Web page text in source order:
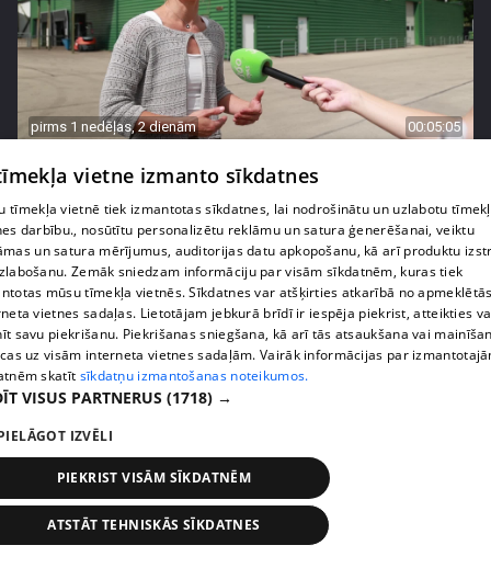
pirms 1 nedēļas, 2 dienām 00:05:05
Melleņu zelta drudzis: kas nosaka iepirkuma
cenu?
409. epizode
Ogas un sēnes šogad dārgākas, bet uzpirkšanas
vietne izmanto sīkdatnes
tīmekļa vietnē tiek izmantotas sīkdatnes, lai nodrošinātu un uzlabotu
darbību., nosūtītu personalizētu reklāmu un satura ģenerēšanai, veiktu
un satura mērījumus, auditorijas datu apkopošanu, kā arī produktu
Zemāk sniedzam informāciju par visām sīkdatnēm, kuras tiek
mūsu tīmekļa vietnēs. Sīkdatnes var atšķirties atkarībā no
vietnes sadaļas. Lietotājam jebkurā brīdī ir iespēja piekrist, atteikties
savu piekrišanu. Piekrišanas sniegšana, kā arī tās atsaukšana vai
uz visām interneta vietnes sadaļām. Vairāk informācijas par
skatīt sīkdatņu izmantošanas noteikumos.
VISUS PARTNERUS (1718) →
IZVĒLI
PIEKRIST VISĀM SĪKDATNĒM
ATSTĀT TEHNISKĀS SĪKDATNES